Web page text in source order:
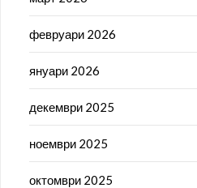
февруари 2026
януари 2026
декември 2025
ноември 2025
октомври 2025